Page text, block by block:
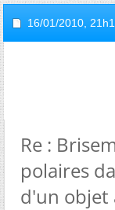
16/01/2010,
Re :
polaires
d'un objet